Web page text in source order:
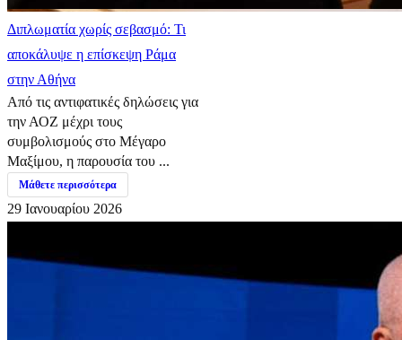
Διπλωματία χωρίς σεβασμό: Τι
αποκάλυψε η επίσκεψη Ράμα
στην Αθήνα
Από τις αντιφατικές δηλώσεις για
την ΑΟΖ μέχρι τους
συμβολισμούς στο Μέγαρο
Μαξίμου, η παρουσία του ...
Μάθετε περισσότερα
29 Ιανουαρίου 2026